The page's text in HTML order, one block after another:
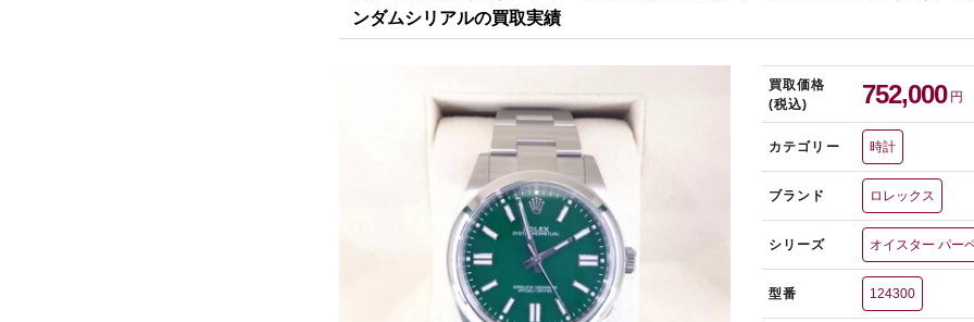
ンダムシリアルの買取実績
買取価格
(税込)
752,000 円
カテゴリー 時計
ブランド ロレックス
シリーズ オイスター パー
型番 124300